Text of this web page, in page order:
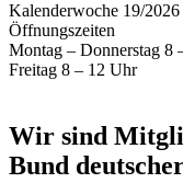
Kalenderwoche 19/
Öffnungszeiten
Montag – Donnerstag 8
Freitag 8 – 12 Uhr
Wir sind
Bund